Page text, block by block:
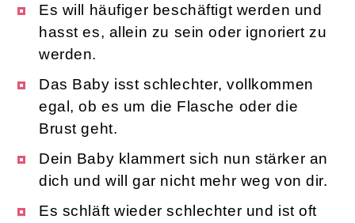
Es will häufiger beschäftigt werden und
hasst es, allein zu sein oder ignoriert zu
werden.
Das Baby isst schlechter, vollkommen
egal, ob es um die Flasche oder die
Brust geht.
Dein Baby klammert sich nun stärker an
dich und will gar nicht mehr weg von dir.
Es schläft wieder schlechter und ist oft